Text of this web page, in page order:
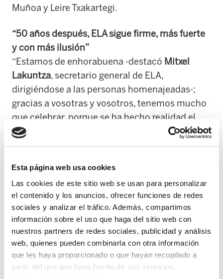
Esta página web usa cookies
Las cookies de este sitio web se usan para personalizar
el contenido y los anuncios, ofrecer funciones de redes
sociales y analizar el tráfico. Además, compartimos
información sobre el uso que haga del sitio web con
nuestros partners de redes sociales, publicidad y análisis
web, quienes pueden combinarla con otra información
que les haya proporcionado o que hayan recopilado a
partir del uso que haya hecho de sus servicios.
Muñoa y Leire Txakartegi.
“50 años después, ELA sigue firme, más fuerte
y con más ilusión”
“Estamos de enhorabuena -destacó Mitxel
Lakuntza, secretario general de ELA,
dirigiéndose a las personas homenajeadas-;
gracias a vosotras y vosotros, tenemos mucho
que celebrar, porque se ha hecho realidad el
sindicato que soñastéis hace medio siglo en
Euba y Eibar. La historia y la realidad de Euskal
sentido, afirmó que “50 años después, ELA
sigue firme, más fuerte y con más ilusión para
seguir organizando a la clase trabajadora de
este país”.
“Acertásteis al comprender que el sindicato era
la herramienta adecuada para mejorar la vida
de la clase trabajadora vasca -continuó